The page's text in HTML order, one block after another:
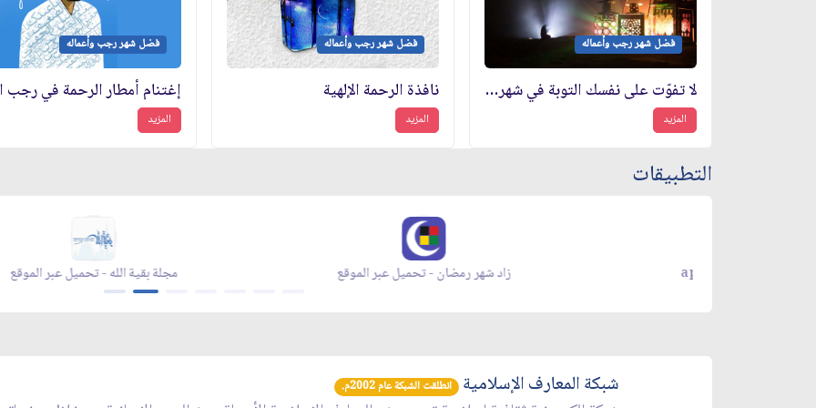
فضل شهر رجب وأعماله
لا تفوّت على نفسك التوبة في شهر رجب الأصب
المزيد
فضل شهر رجب وأعماله
نافذة الرحمة الإلهية
المزيد
فضل شهر رجب وأعماله
المزيد
التطبيقات
زاد شهر رمضان زاد شهر رمضان - appstore زاد شهر رمضان - appgallery
شبكة المعارف الإسلامية انطلقت الشبكة عام 2002م.